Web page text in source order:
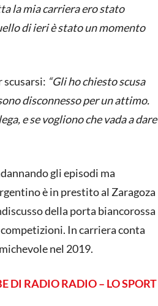
la mia carriera ero stato
di ieri è stato un momento
“Gli ho chiesto scusa
disconnesso per un attimo.
e se vogliono che vada a dare
gli episodi ma
è in prestito al Zaragoza
della porta biancorossa
In carriera conta
nel 2019.
DI RADIO RADIO – LO SPORT